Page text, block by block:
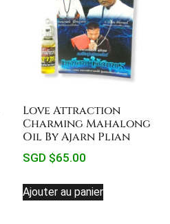
Love Attraction
Charming Mahalong
Oil By Ajarn Plian
SGD $65.00
Ajouter au panier